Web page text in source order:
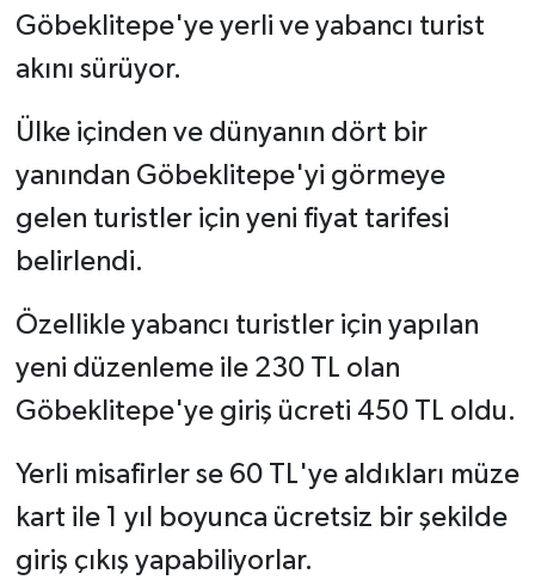
Göbeklitepe'ye yerli ve yabancı turist
akını sürüyor.
Ülke içinden ve dünyanın dört bir
yanından Göbeklitepe'yi görmeye
gelen turistler için yeni fiyat tarifesi
belirlendi.
Özellikle yabancı turistler için yapılan
yeni düzenleme ile 230 TL olan
Göbeklitepe'ye giriş ücreti 450 TL oldu.
Yerli misafirler se 60 TL'ye aldıkları müze
kart ile 1 yıl boyunca ücretsiz bir şekilde
giriş çıkış yapabiliyorlar.